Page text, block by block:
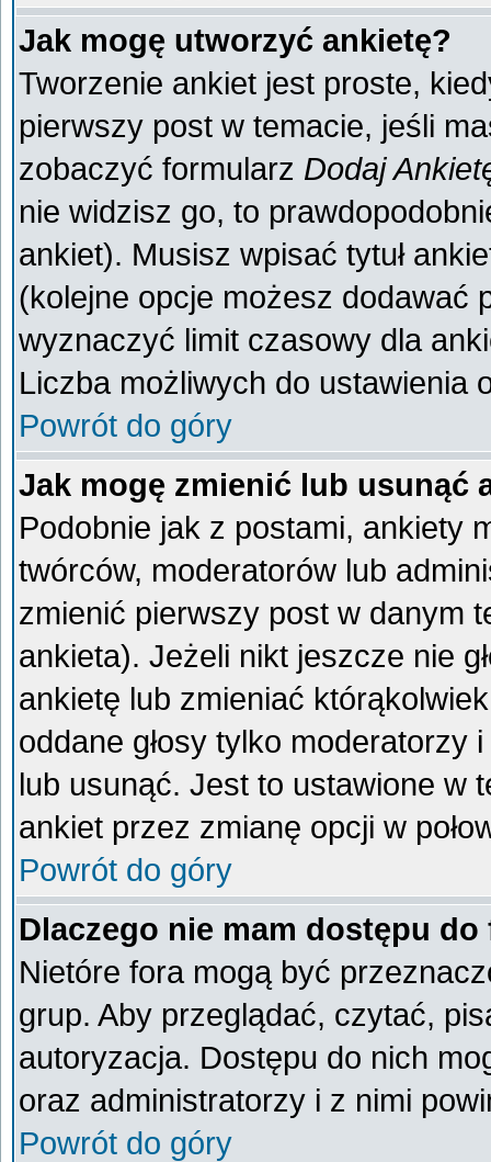
Jak mogę utworzyć ankietę?
Tworzenie ankiet jest proste,
pierwszy post w temacie, jeśli
zobaczyć formularz Dodaj
nie widzisz go, to
ankiet). Musisz wpisać tytuł
(kolejne opcje możesz dodawać
wyznaczyć limit czasowy dla
Liczba możliwych do ustawienia
Powrót do góry
Jak mogę zmienić lub usunąć
Podobnie jak z postami, ankiety
twórców, moderatorów lub
zmienić pierwszy post w danym
ankieta). Jeżeli nikt jeszcze nie
ankietę lub zmieniać
oddane głosy tylko moderatorzy
lub usunąć. Jest to ustawione w
ankiet przez zmianę opcji w
Powrót do góry
Dlaczego nie mam dostępu
Nietóre fora mogą być
grup. Aby przeglądać, czytać,
autoryzacja. Dostępu do nich
oraz administratorzy i z nimi
Powrót do góry